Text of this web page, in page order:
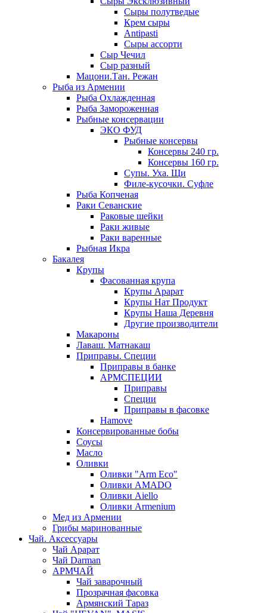
Сыры полутведые
Крем сыры
Antipasti
Сыры ассорти
Сыр Чечил
Сыр разный
Мацони.Тан. Режан
Рыба из Армении
Рыба Охлажденная
Рыба Замороженная
Рыбные консервации
ЭКО ФУД
Рыбные консервы
Консервы 240 гр.
Консервы 160 гр.
Супы. Уха. Щи
Филе-кусочки. Суфле
Рыба Копченая
Раки Севанские
Раковые шейки
Раки живые
Раки варенные
Рыбная Икра
Бакалея
Крупы
Фасованная крупа
Крупы Арарат
Крупы Нат Продукт
Крупы Наша Деревня
Другие производители
Макароны
Лаваш. Матнакаш
Приправы. Специи
Приправы в банке
АРМСПЕЦИИ
Приправы
Специи
Приправы в фасовке
Hamove
Консервированные бобы
Соусы
Масло
Оливки
Оливки "Arm Eco"
Оливки AMADO
Оливки Aiello
Оливки Armenium
Мед из Армении
Грибы маринованные
Чай. Аксессуары
Чай Арарат
Чай Darman
АРМЧАЙ
Чай заварочный
Прозрачная фасовка
Армянский Тараз